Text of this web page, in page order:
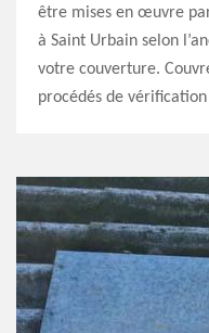
être mises en œuvre
à Saint Urbain selon
votre couverture.
procédés de